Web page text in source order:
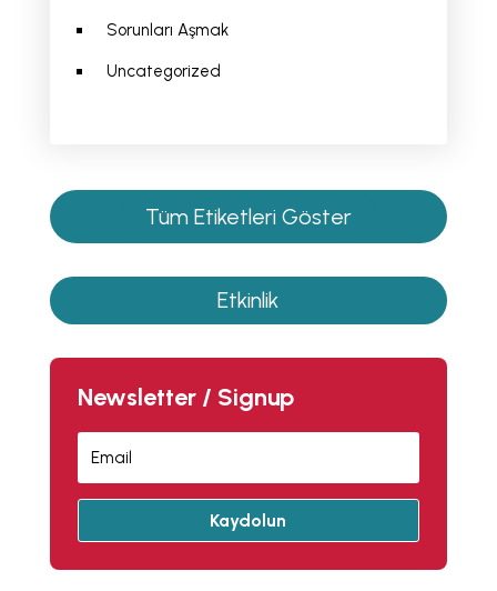
Sorunları Aşmak
Uncategorized
Tüm Etiketleri Göster
Etkinlik
Newsletter / Signup
Kaydolun